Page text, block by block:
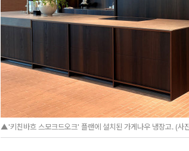
▲'키친바흐 스모크드오크' 플랜에 설치된 가게나우 냉장고. (사